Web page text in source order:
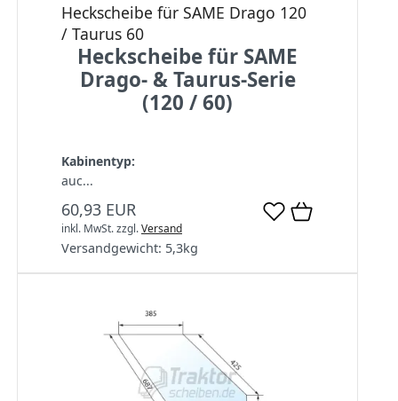
Heckscheibe für SAME Drago 120
/ Taurus 60
Heckscheibe für SAME
Drago- & Taurus-Serie
(120 / 60)
Kabinentyp:
auc...
60,93 EUR
inkl. MwSt.zzgl.Versand
Versandgewicht: 5,3kg